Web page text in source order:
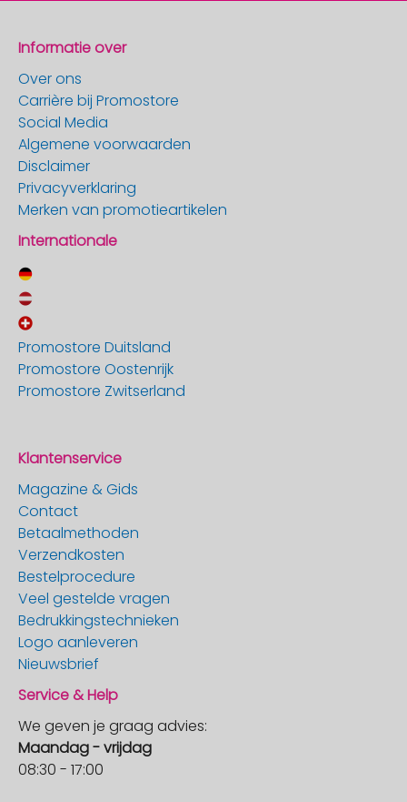
Informatie over
Over ons
Carrière bij Promostore
Social Media
Algemene voorwaarden
Disclaimer
Privacyverklaring
Merken van promotieartikelen
Internationale
Promostore Duitsland
Promostore Oostenrijk
Promostore Zwitserland
Klantenservice
Magazine & Gids
Contact
Betaalmethoden
Verzendkosten
Bestelprocedure
Veel gestelde vragen
Bedrukkingstechnieken
Logo aanleveren
Nieuwsbrief
Service & Help
We geven je graag advies:
Maandag - vrijdag
08:30 - 17:00